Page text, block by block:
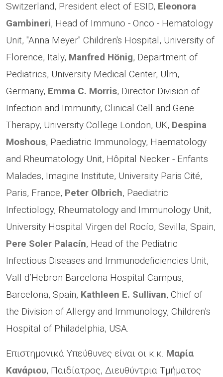
Switzerland, President elect of ESID, Eleonora
Gambineri, Head of Immuno - Onco - Hematology
Unit, "Anna Meyer" Children's Hospital, University of
Florence, Italy, Manfred Hönig, Department of
Pediatrics, University Medical Center, Ulm,
Germany, Emma C. Morris, Director Division of
Infection and Immunity, Clinical Cell and Gene
Therapy, University College London, UK, Despina
Moshous, Paediatric Immunology, Haematology
and Rheumatology Unit, Hôpital Necker - Enfants
Malades, Imagine Institute, University Paris Cité,
Paris, France, Peter Olbrich, Paediatric
Infectiology, Rheumatology and Immunology Unit,
University Hospital Virgen del Rocío, Sevilla, Spain,
Pere Soler Palacín, Head of the Pediatric
Infectious Diseases and Immunodeficiencies Unit,
Vall d’Hebron Barcelona Hospital Campus,
Barcelona, Spain, Kathleen E. Sullivan, Chief of
the Division of Allergy and Immunology, Children’s
Hospital of Philadelphia, USA.
Επιστημονικά Υπεύθυνες είναι οι κ.κ. Μαρία
Κανάριου, Παιδίατρος, Διευθύντρια Τμήματος